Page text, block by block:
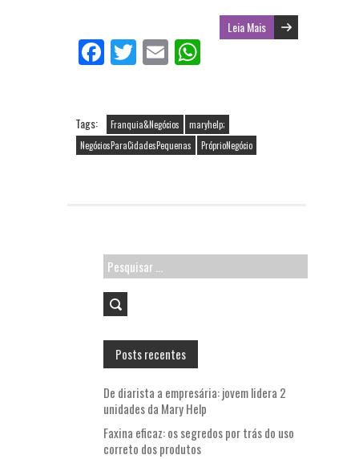
Leia Mais
Fa
o
o
T
er
E
l A
p
Tags: Franquia&Negócios
maryhelp;
NegóciosParaCidadesPequenas
PróprioNegócio
Pesquisar
por:
Posts recentes
De diarista a empresária: jovem lidera 2
unidades da Mary Help
Faxina eficaz: os segredos por trás do uso
correto dos produtos